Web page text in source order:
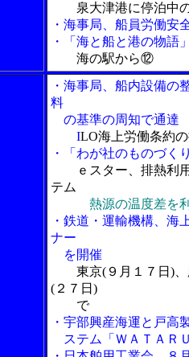
泉大津港に停泊中
・海事局、船員労働安
・「海と船と港の物語
海の駅から⑫
・海事局、船内設備の
料
の基準の周知で通達
ILO海上労働条約
・「わが社のものづく
ｅスター、排熱利
テム
熱源の温度差を
・鉄道・運輸機構、海
ナー
を開催
東京(９月１７日)
(２７日)
で
・宇部興産海運と戸高
ステム「ＷＡＴＡＲ